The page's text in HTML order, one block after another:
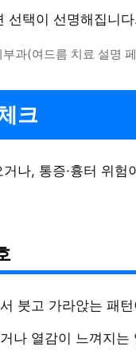
선택이 선명해집니
과(여드름 치료 설명
크
나, 통증·흉터 위험
붓고 가라앉는 패
나 열감이 느껴지는